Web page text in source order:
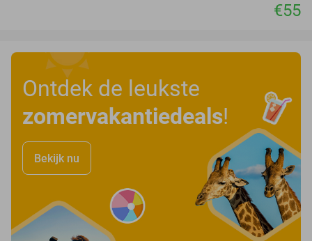
€55
Ontdek de leukste
zomervakantiedeals!
Bekijk nu